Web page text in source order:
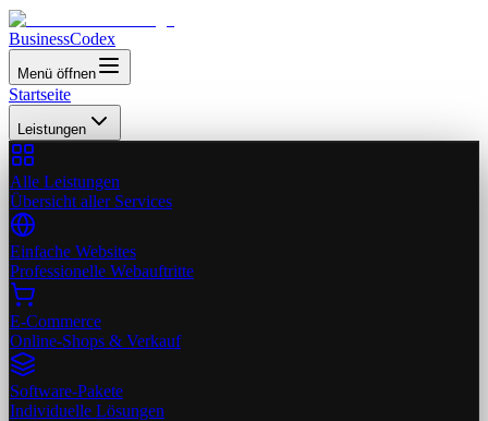
BusinessCodex
Menü öffnen
Startseite
Leistungen
Alle Leistungen
Übersicht aller Services
Einfache Websites
Professionelle Webauftritte
E-Commerce
Online-Shops & Verkauf
Software-Pakete
Individuelle Lösungen